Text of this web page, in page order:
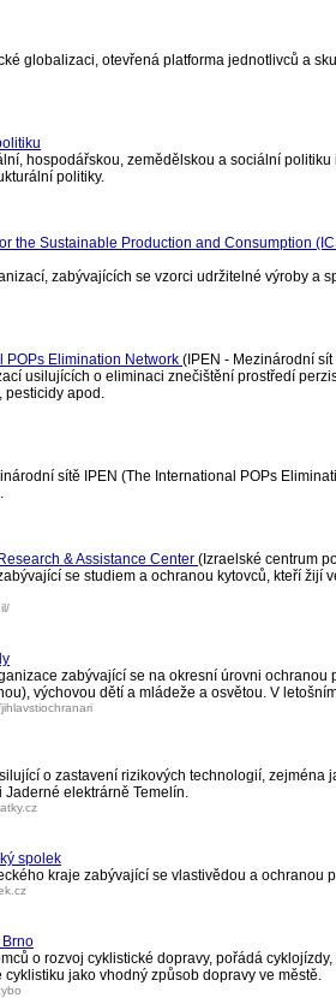
globalizaci, otevřená platforma jednotlivců a
hospodářskou, zemědělskou a sociální
politiky.
the Sustainable Production and Consumption
zabývajících se vzorci udržitelné výroby a
POPs Elimination Network (IPEN - Mezinárodní
usilujících o eliminaci znečištění prostředí
pesticidy apod.
sítě IPEN (The International POPs
& Assistance Center (Izraelské centrum
se studiem a ochranou kytovců, kteří žijí
zabývající se na okresní úrovni ochranou
výchovou dětí a mládeže a osvětou. V
o zastavení rizikových technologií, zejména
elektrárně Temelín.
spolek
kraje zabývající se vlastivědou a ochranou
Brno
o rozvoj cyklistické dopravy, pořádá
cyklistiku jako vhodný způsob dopravy ve městě.